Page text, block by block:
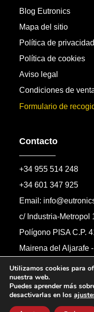
Blog Eutronics
Mapa del sitio
Política de privacidad
Política de cookies
Aviso legal
Condiciones de
Formulario de
Contacto
+34 955 514 248
+34 601 347 925
Email:
c/ Industria-Metropol
Polígono PISA C.P.
Mairena del Aljarafe
Formulario de
Utilizamos cookies para
nuestra web.
Puedes aprender más
desactivarlas en los